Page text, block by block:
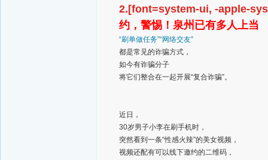
2.[font=system-ui, -apple-
约，警惕！泉州已有多人上当
“刷单做任务”“网络交友”
都是常见的诈骗方式，
如今有诈骗分子
将它们整合在一起开展“复合诈骗”。
近日，
30岁男子小李在刷手机时，
突然看到一条“性感火辣”的美女视频，
视频还配有可以线下邀约的二维码，